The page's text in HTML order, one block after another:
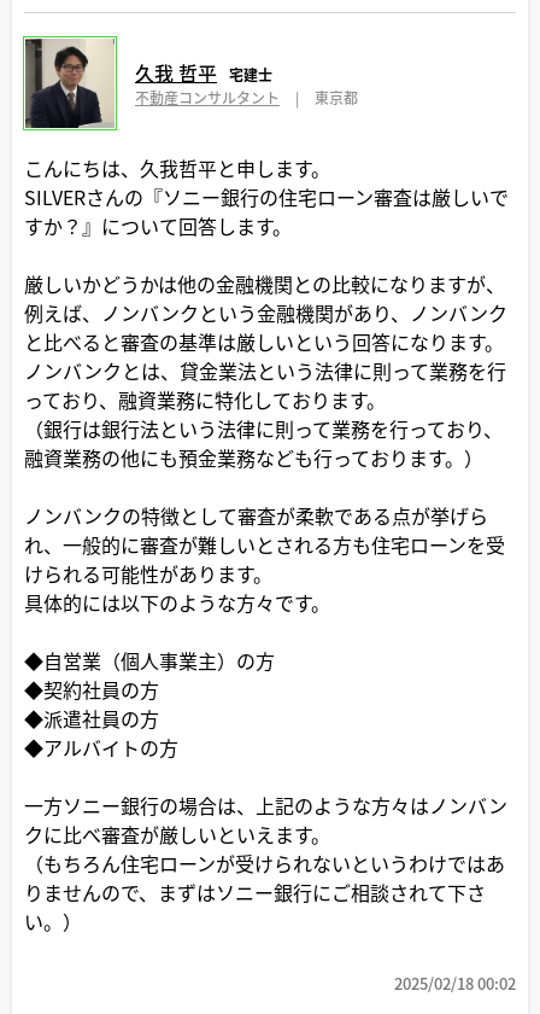
久我 哲平 宅建士
不動産コンサルタント
| 東京都
こんにちは、久我哲平と申します。
SILVERさんの『ソニー銀行の住宅ローン審査は厳しいで
すか？』について回答します。
厳しいかどうかは他の金融機関との比較になりますが、
例えば、ノンバンクという金融機関があり、ノンバンク
と比べると審査の基準は厳しいという回答になります。
ノンバンクとは、貸金業法という法律に則って業務を行
っており、融資業務に特化しております。
（銀行は銀行法という法律に則って業務を行っており、
融資業務の他にも預金業務なども行っております。）
ノンバンクの特徴として審査が柔軟である点が挙げら
れ、一般的に審査が難しいとされる方も住宅ローンを受
けられる可能性があります。
具体的には以下のような方々です。
◆自営業（個人事業主）の方
◆契約社員の方
◆派遣社員の方
◆アルバイトの方
一方ソニー銀行の場合は、上記のような方々はノンバン
クに比べ審査が厳しいといえます。
（もちろん住宅ローンが受けられないというわけではあ
りませんので、まずはソニー銀行にご相談されて下さ
い。）
2025/02/18 00:02